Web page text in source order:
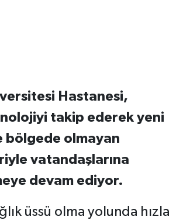
Hastanesi,
takip ederek yeni
bölgede olmayan
vatandaşlarına
devam ediyor.
üssü olma yolunda hızla